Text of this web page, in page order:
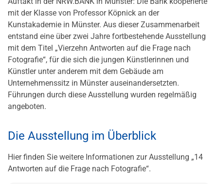
mit der Klasse von Professor Köpnick an der
Kunstakademie in Münster. Aus dieser Zusammenarbeit
entstand eine über zwei Jahre fortbestehende Ausstellung
mit dem Titel „Vierzehn Antworten auf die Frage nach
Fotografie“, für die sich die jungen Künstlerinnen und
Künstler unter anderem mit dem Gebäude am
Unternehmenssitz in Münster auseinandersetzten.
Führungen durch diese Ausstellung wurden regelmäßig
angeboten.
Die Ausstellung im Überblick
Hier finden Sie weitere Informationen zur Ausstellung „14
Antworten auf die Frage nach Fotografie“.